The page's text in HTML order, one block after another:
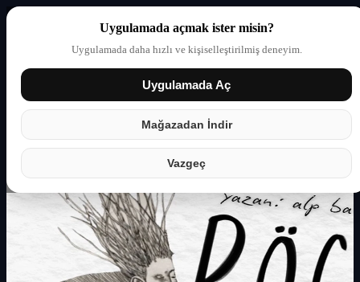
Uygulamada açmak ister misin?
Uygulamada daha hızlı ve kişiselleştirilmiş deneyim.
Uygulamada Aç
Mağazadan İndir
Vazgeç
Giriş yap Partner